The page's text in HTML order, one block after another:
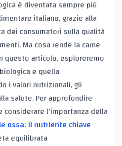
è diventata sempre più
italiano, grazie alla
dei consumatori sulla qualità
Ma cosa rende la carne
questo articolo, esploreremo
e quella
i valori nutrizionali, gli
salute. Per approfondire
considerare l'importanza della
ossa: il nutriente chiave
equilibrata